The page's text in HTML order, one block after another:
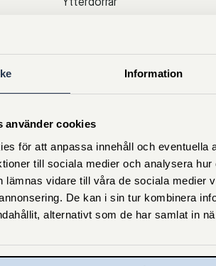
Information
använder cookies
för att anpassa innehåll och eventuella
till sociala medier och analysera
lämnas vidare till våra de sociala medier
De kan i sin tur kombinera
alternativt som de har samlat in
Dörrtillbehör
SUPPORT OCH KONTAKT
Vanliga frågor & svar
Garantier & Villkor
Pressrum